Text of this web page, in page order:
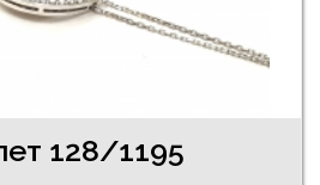
128/1195